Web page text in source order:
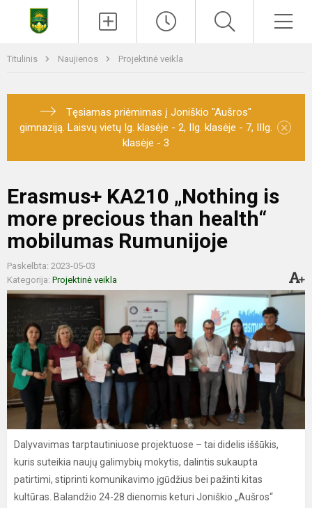
Titulinis Naujienos Projektinė veikla
Tęsiamas priėmimas į Joniškio "Aušros"
gimnaziją. Laisvų vietų Ig. klasėje - 2, IIg. klasėje - 7, IIIg.
klasėje - 3
×
Erasmus+ KA210 „Nothing is
more precious than health“
mobilumas Rumunijoje
Paskelbta: 2023-05-03
Kategorija: Projektinė veikla
Dalyvavimas tarptautiniuose projektuose – tai didelis iššūkis,
kuris suteikia naujų galimybių mokytis, dalintis sukaupta
patirtimi, stiprinti komunikavimo įgūdžius bei pažinti kitas
kultūras. Balandžio 24-28 dienomis keturi Joniškio „Aušros“